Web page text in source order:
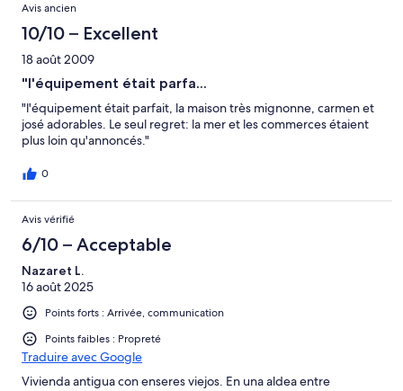
Avis ancien
10/10 – Excellent
18 août 2009
"l'équipement était parfa...
"l'équipement était parfait, la maison très mignonne, carmen et
josé adorables. Le seul regret: la mer et les commerces étaient
plus loin qu'annoncés."
0
Avis vérifié
6/10 – Acceptable
Nazaret L.
16 août 2025
Points forts : Arrivée, communication
Points faibles : Propreté
Traduire avec Google
Vivienda antigua con enseres viejos. En una aldea entre